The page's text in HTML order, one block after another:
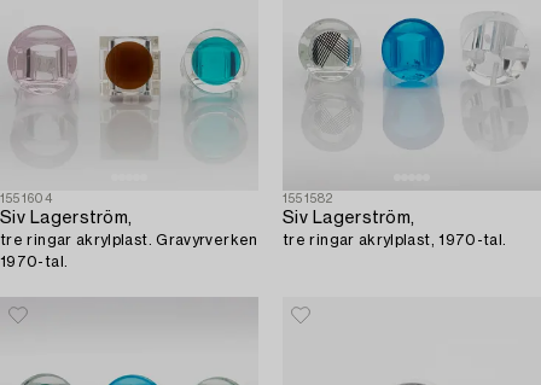
1551604
Siv Lagerström,
tre ringar akrylplast. Gravyrverken
1970-tal.
1551582
Siv Lagerström,
tre ringar akrylplast, 1970-tal.